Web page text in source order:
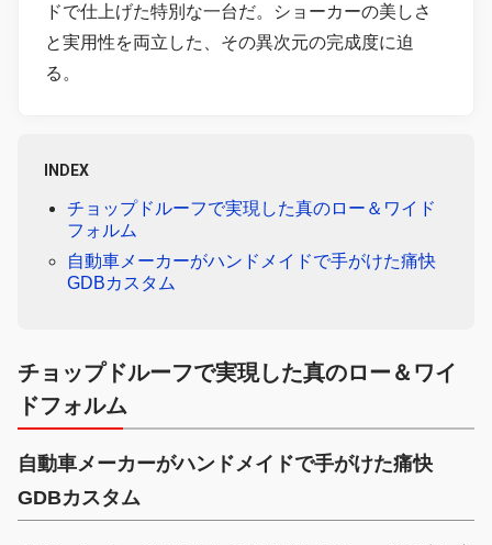
ドで仕上げた特別な一台だ。ショーカーの美しさ
と実用性を両立した、その異次元の完成度に迫
る。
INDEX
チョップドルーフで実現した真のロー＆ワイド
フォルム
自動車メーカーがハンドメイドで手がけた痛快
GDBカスタム
チョップドルーフで実現した真のロー＆ワイ
ドフォルム
自動車メーカーがハンドメイドで手がけた痛快
GDBカスタム